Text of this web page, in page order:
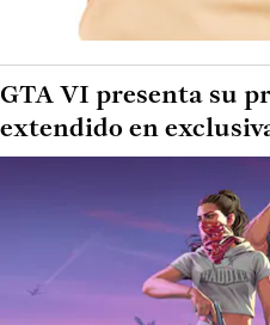
GTA VI presenta su
extendido en